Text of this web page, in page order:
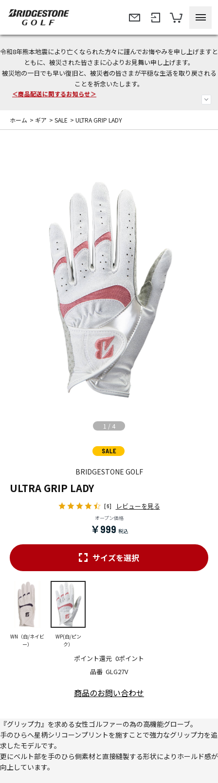
令和8年熊本地震により亡くなられた方々に謹んでお悔やみを申し上げますと
ともに、被災された皆さまに心よりお見舞い申し上げます。
被災地の一日でも早い復旧と、被災者の皆さまが平穏な生活を取り戻される
ことを祈念いたします。
今なら新規会員登録で1,000円OFFクーポンプレゼント！
＜商品配送に関するお知らせ＞
＜夏季休暇中のご注文・発送・お問い合わせ＞
ホーム > ギア > SALE > ULTRA GRIP LADY
1 / 4
BRIDGESTONE GOLF
ULTRA GRIP LADY
[6] レビューを見る
オープン価格
￥999
品番 GLG27V
ポイント還元 0ポイント
サイズを選択
WN（白/ネイビ
ー）
WP(白/ピン
ク）
商品のお問い合わせ
『グリップ力』を求める女性ゴルファーの為の高機能グローブ。
手のひらへ星柄シリコーンプリントを施すことで強力なグリップ力を追
求したモデルです。
更にベルト部を手のひら側素材と直接縫製する形状によりホールド感が
向上しています。